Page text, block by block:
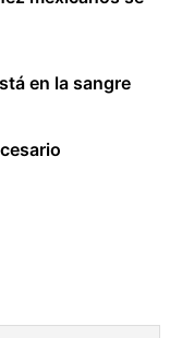
en la sangre